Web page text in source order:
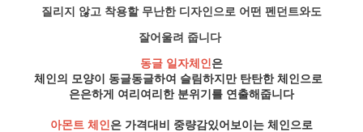
질리지 않고 착용할 무난한 디자인으로 어떤 펜던트와도
잘어울려 줍니다
동글 일자체인 은
체인의 모양이 동글동글하여 슬림하지만 탄탄한 체인으로
은은하게 여리여리한 분위기를 연출해줍니다
아몬트 체인 은 가격대비 중량감있어보이는 체인으로